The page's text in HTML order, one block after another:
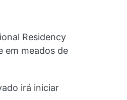
Residency
em meados de
irá iniciar